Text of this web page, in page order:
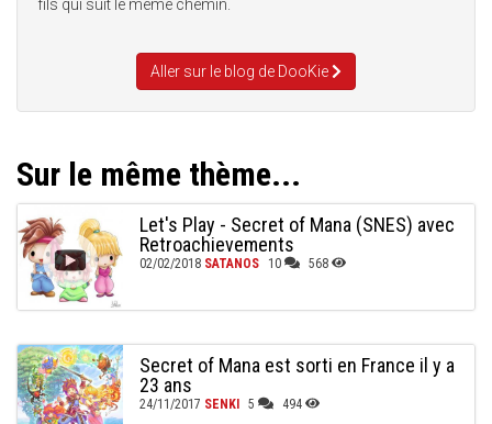
fils qui suit le même chemin.
Aller sur le blog de DooKie
Sur le même thème...
Let's Play - Secret of Mana (SNES) avec
Retroachievements
02/02/2018 SATANOS 10 568
Secret of Mana est sorti en France il y a
23 ans
24/11/2017 SENKI 5 494